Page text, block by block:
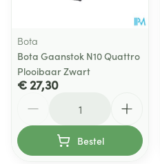
Bota
Bota Gaanstok N10 Quattro
Plooibaar Zwart
€ 27,30
Bestel